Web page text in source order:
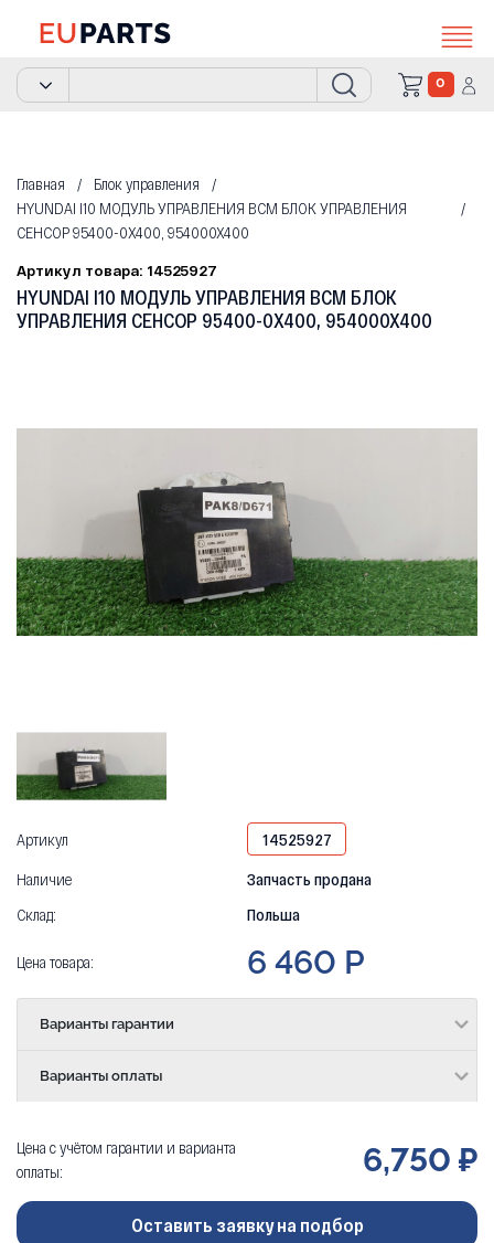
0
Главная
Блок управления
HYUNDAI I10 МОДУЛЬ УПРАВЛЕНИЯ BCM БЛОК УПРАВЛЕНИЯ
СЕНСОР 95400-0X400, 954000X400
Артикул товара: 14525927
HYUNDAI I10 МОДУЛЬ УПРАВЛЕНИЯ BCM БЛОК
УПРАВЛЕНИЯ СЕНСОР 95400-0X400, 954000X400
Артикул
14525927
Наличие
Запчасть продана
Склад:
Польша
Цена товара: 6 460 Р
Варианты гарантии
Варианты оплаты
Цена с учётом гарантии и варианта
оплаты:
6,750 ₽
Оставить заявку на подбор